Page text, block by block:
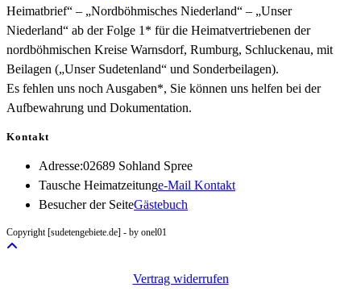
Heimatbrief“ – „Nordböhmisches Niederland“ – „Unser
Niederland“ ab der Folge 1* für die Heimatvertriebenen der
nordböhmischen Kreise Warnsdorf, Rumburg, Schluckenau, mit
Beilagen („Unser Sudetenland“ und Sonderbeilagen).
Es fehlen uns noch Ausgaben*, Sie können uns helfen bei der
Aufbewahrung und Dokumentation.
Kontakt
Adresse:02689 Sohland Spree
Tausche Heimatzeitunge-Mail KontaktOpens
Besucher der SeiteGästebuch
Copyright [sudetengebiete.de] - by onel01
Vertrag widerrufen